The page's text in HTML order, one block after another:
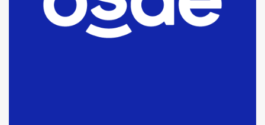
T.Lauquen: se vendió el edificio de
lo que fue la planta Industrial del